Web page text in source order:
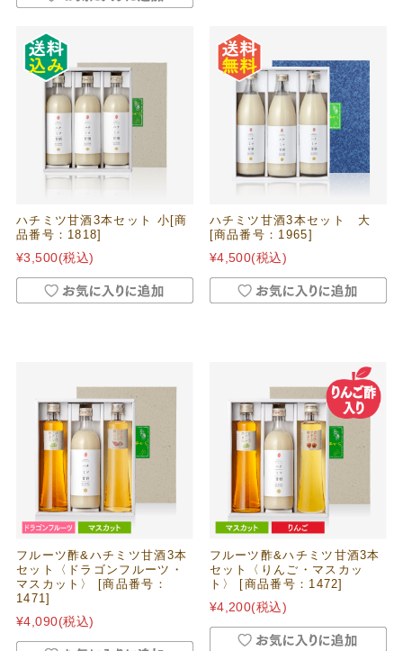
ハチミツ甘酒3本セット 小[商
品番号：1818]
¥3,500(税込)
ハチミツ甘酒3本セット 大
[商品番号：1965]
¥4,500(税込)
フルーツ酢&ハチミツ甘酒3本
セット〈ドラゴンフルーツ・
マスカット〉 [商品番号：
1471]
¥4,090(税込)
フルーツ酢&ハチミツ甘酒3本
セット〈りんご・マスカッ
ト〉 [商品番号：1472]
¥4,200(税込)